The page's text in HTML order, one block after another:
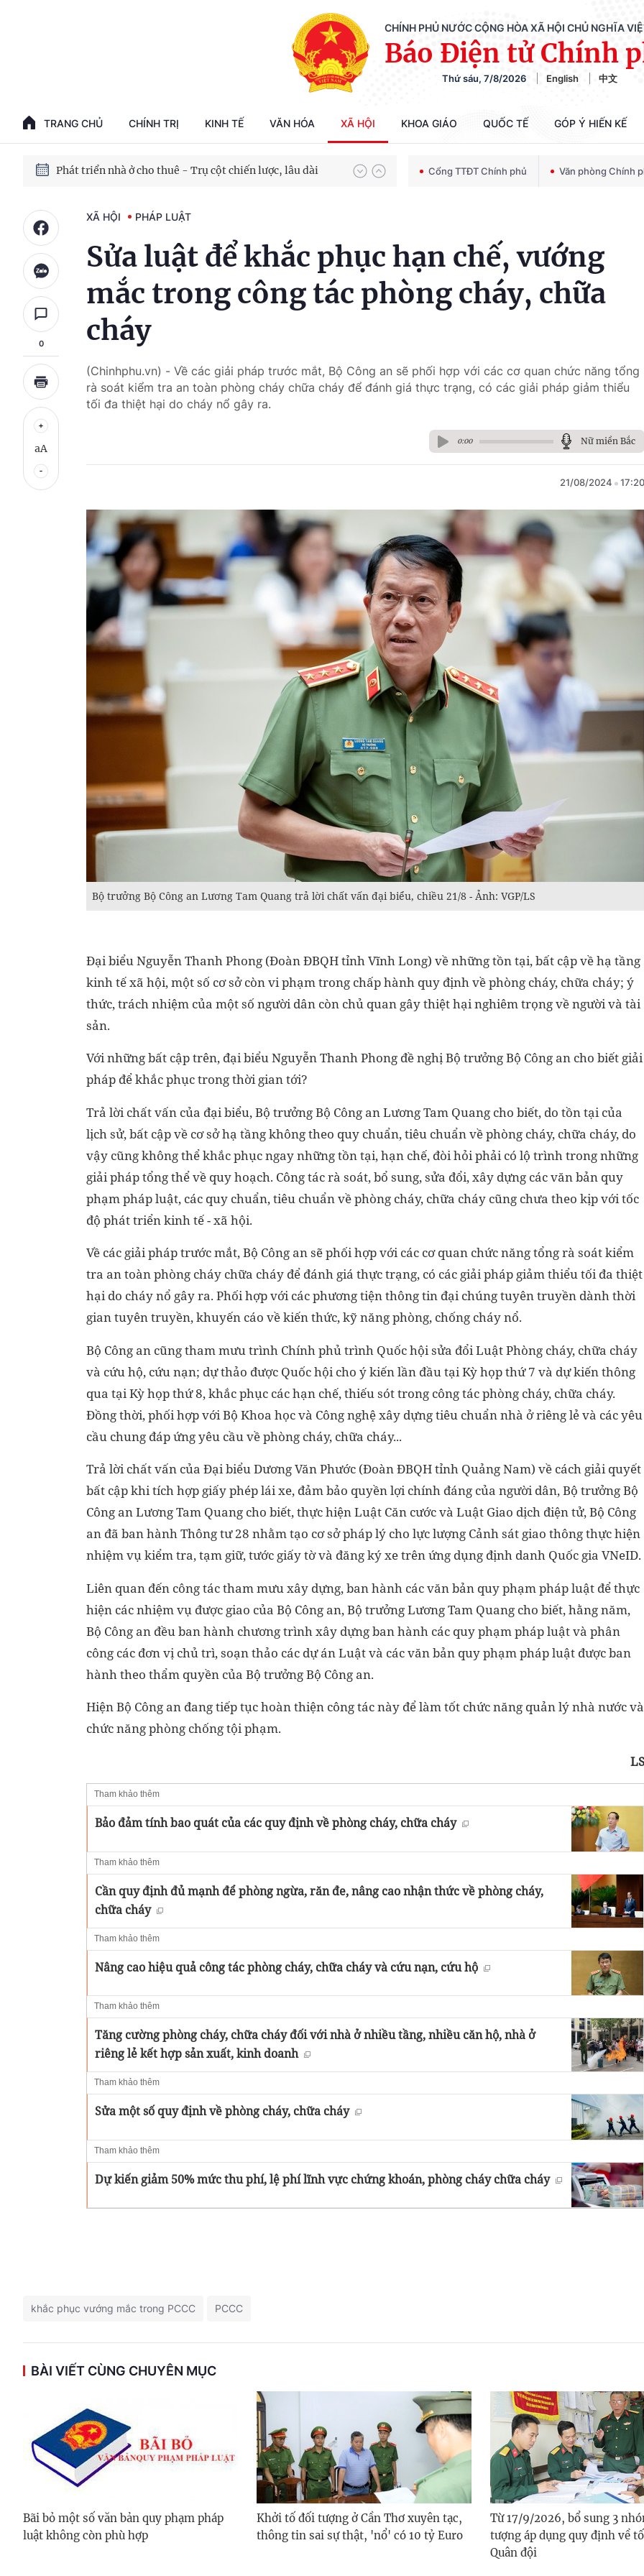
CHÍNH PHỦ NƯỚC CỘNG HÒA XÃ HỘI CHỦ NGHĨA
Báo Điện tử Chính
Thứ sáu, 7/8/2026 English 中文
TRANG CHỦ CHÍNH TRỊ KINH TẾ VĂN HÓA XÃ HỘI KHOA GIÁO QUỐC TẾ GÓP Ý HIẾN KẾ
Phát triển kinh tế nhà nước trong kỷ nguyên mới
Chiến dịch 500 ngày đêm tìm kiếm, quy tập và xác định danh tính hài cốt liệt sĩ
Bảo vệ nền tảng tư tưởng của Đảng trong kỷ nguyên phát triển mới
Phát triển nhà ở cho thuê - Trụ cột chiến lược, lâu dài Cổng TTĐT Chính phủ Văn phòng Chính
0
aA
XÃ HỘI PHÁP LUẬT
Sửa luật để khắc phục hạn chế, vướng
mắc trong công tác phòng cháy, chữa
cháy
(Chinhphu.vn) - Về các giải pháp trước mắt, Bộ Công an sẽ phối hợp với các cơ quan chức năng tổng
rà soát kiểm tra an toàn phòng cháy chữa cháy để đánh giá thực trạng, có các giải pháp giảm thiểu
tối đa thiệt hại do cháy nổ gây ra.
0:00 Nữ miền Bắc
21/08/2024 17:20
Bộ trưởng Bộ Công an Lương Tam Quang trả lời chất vấn đại biểu, chiều 21/8 - Ảnh: VGP/LS
Đại biểu Nguyễn Thanh Phong (Đoàn ĐBQH tỉnh Vĩnh Long) về những tồn tại, bất cập về hạ tầng
kinh tế xã hội, một số cơ sở còn vi phạm trong chấp hành quy định về phòng cháy, chữa cháy; ý
thức, trách nhiệm của một số người dân còn chủ quan gây thiệt hại nghiêm trọng về người và tài
sản.
Với những bất cập trên, đại biểu Nguyễn Thanh Phong đề nghị Bộ trưởng Bộ Công an cho biết giải
pháp để khắc phục trong thời gian tới?
Trả lời chất vấn của đại biểu, Bộ trưởng Bộ Công an Lương Tam Quang cho biết, do tồn tại của
lịch sử, bất cập về cơ sở hạ tầng không theo quy chuẩn, tiêu chuẩn về phòng cháy, chữa cháy, do
vậy cũng không thể khắc phục ngay những tồn tại, hạn chế, đòi hỏi phải có lộ trình trong những
giải pháp tổng thể về quy hoạch. Công tác rà soát, bổ sung, sửa đổi, xây dựng các văn bản quy
phạm pháp luật, các quy chuẩn, tiêu chuẩn về phòng cháy, chữa cháy cũng chưa theo kịp với tốc
độ phát triển kinh tế - xã hội.
Về các giải pháp trước mắt, Bộ Công an sẽ phối hợp với các cơ quan chức năng tổng rà soát kiểm
tra an toàn phòng cháy chữa cháy để đánh giá thực trạng, có các giải pháp giảm thiểu tối đa thiệt
hại do cháy nổ gây ra. Phối hợp với các phương tiện thông tin đại chúng tuyên truyền dành thời
gian tuyên truyền, khuyến cáo về kiến thức, kỹ năng phòng, chống cháy nổ.
Bộ Công an cũng tham mưu trình Chính phủ trình Quốc hội sửa đổi Luật Phòng cháy, chữa cháy
và cứu hộ, cứu nạn; dự thảo được Quốc hội cho ý kiến lần đầu tại Kỳ họp thứ 7 và dự kiến thông
qua tại Kỳ họp thứ 8, khắc phục các hạn chế, thiếu sót trong công tác phòng cháy, chữa cháy.
Đồng thời, phối hợp với Bộ Khoa học và Công nghệ xây dựng tiêu chuẩn nhà ở riêng lẻ và các yêu
cầu chung đáp ứng yêu cầu về phòng cháy, chữa cháy...
Trả lời chất vấn của Đại biểu Dương Văn Phước (Đoàn ĐBQH tỉnh Quảng Nam) về cách giải quyết
bất cập khi tích hợp giấy phép lái xe, đảm bảo quyền lợi chính đáng của người dân, Bộ trưởng Bộ
Công an Lương Tam Quang cho biết, thực hiện Luật Căn cước và Luật Giao dịch điện tử, Bộ Công
an đã ban hành Thông tư 28 nhằm tạo cơ sở pháp lý cho lực lượng Cảnh sát giao thông thực hiện
nhiệm vụ kiểm tra, tạm giữ, tước giấy tờ và đăng ký xe trên ứng dụng định danh Quốc gia VNeID.
Liên quan đến công tác tham mưu xây dựng, ban hành các văn bản quy phạm pháp luật để thực
hiện các nhiệm vụ được giao của Bộ Công an, Bộ trưởng Lương Tam Quang cho biết, hằng năm,
Bộ Công an đều ban hành chương trình xây dựng ban hành các quy phạm pháp luật và phân
công các đơn vị chủ trì, soạn thảo các dự án Luật và các văn bản quy phạm pháp luật được ban
hành theo thẩm quyền của Bộ trưởng Bộ Công an.
Hiện Bộ Công an đang tiếp tục hoàn thiện công tác này để làm tốt chức năng quản lý nhà nước và
chức năng phòng chống tội phạm.
LS
Tham khảo thêm
Bảo đảm tính bao quát của các quy định về phòng cháy, chữa cháy
Tham khảo thêm
Cần quy định đủ mạnh để phòng ngừa, răn đe, nâng cao nhận thức về phòng cháy,
chữa cháy
Tham khảo thêm
Nâng cao hiệu quả công tác phòng cháy, chữa cháy và cứu nạn, cứu hộ
Tham khảo thêm
Tăng cường phòng cháy, chữa cháy đối với nhà ở nhiều tầng, nhiều căn hộ, nhà ở
riêng lẻ kết hợp sản xuất, kinh doanh
Tham khảo thêm
Sửa một số quy định về phòng cháy, chữa cháy
Tham khảo thêm
Dự kiến giảm 50% mức thu phí, lệ phí lĩnh vực chứng khoán, phòng cháy chữa cháy
khắc phục vướng mắc trong PCCC PCCC
BÀI VIẾT CÙNG CHUYÊN MỤC
Bãi bỏ một số văn bản quy phạm pháp
luật không còn phù hợp
Khởi tố đối tượng ở Cần Thơ xuyên tạc,
thông tin sai sự thật, 'nổ' có 10 tỷ Euro
Từ 17/9/2026, bổ sung 3
tượng áp dụng quy định về
Quân đội